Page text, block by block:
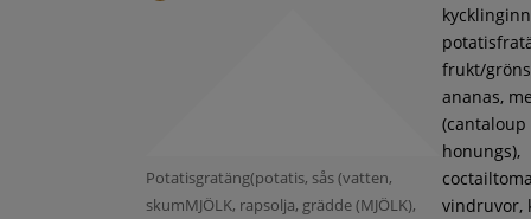
Potatisgratäng(potatis, sås (vatten,
skumMJÖLK, rapsolja, grädde (MJÖLK),
frukt/
ananas,
(cantaloup
honungs),
vindruvor,